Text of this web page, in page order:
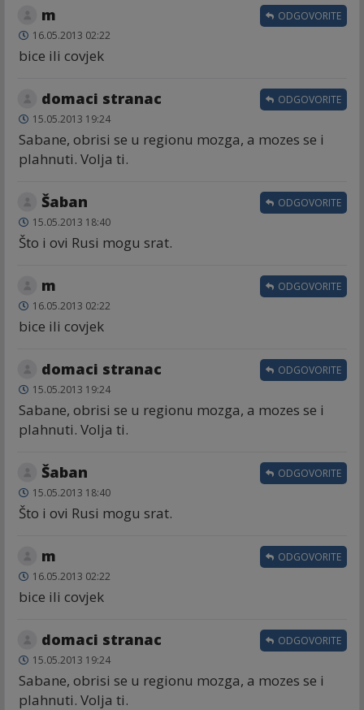
m
16.05.2013 02:22
bice ili covjek
ODGOVORITE
domaci stranac
15.05.2013 19:24
Sabane, obrisi se u regionu mozga, a mozes se i
plahnuti. Volja ti.
ODGOVORITE
Šaban
15.05.2013 18:40
Što i ovi Rusi mogu srat.
ODGOVORITE
m
16.05.2013 02:22
bice ili covjek
ODGOVORITE
domaci stranac
15.05.2013 19:24
Sabane, obrisi se u regionu mozga, a mozes se i
plahnuti. Volja ti.
ODGOVORITE
Šaban
15.05.2013 18:40
Što i ovi Rusi mogu srat.
ODGOVORITE
m
16.05.2013 02:22
bice ili covjek
ODGOVORITE
domaci stranac
15.05.2013 19:24
Sabane, obrisi se u regionu mozga, a mozes se i
plahnuti. Volja ti.
ODGOVORITE